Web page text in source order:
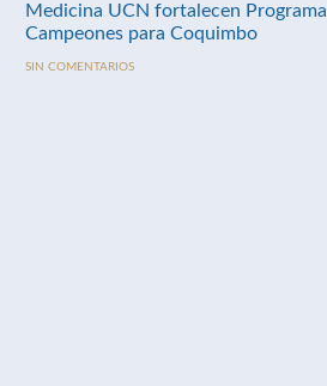
Medicina UCN fortalecen Programa
Campeones para Coquimbo
SIN COMENTARIOS